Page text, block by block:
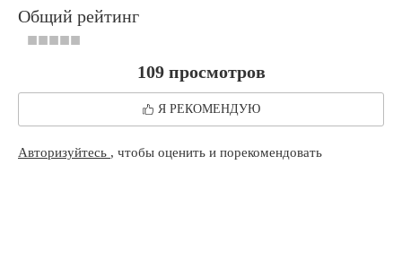
Общий рейтинг
109 просмотров
Я РЕКОМЕНДУЮ
Авторизуйтесь , чтобы оценить и порекомендовать